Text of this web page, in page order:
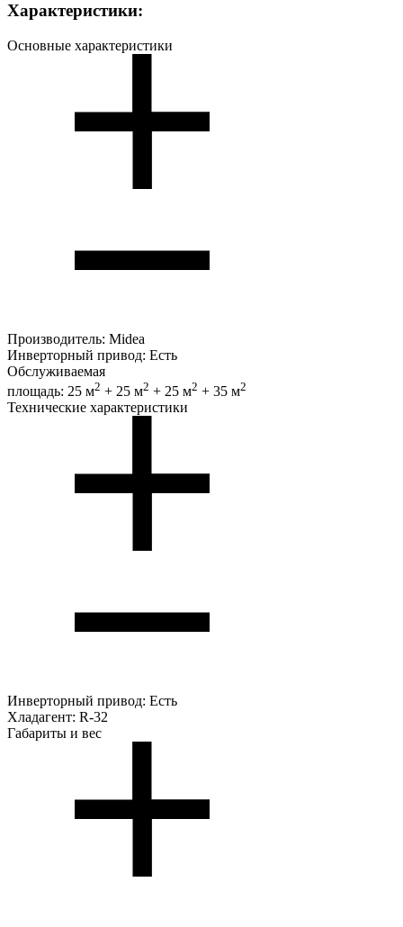
Характеристики:
Основные характеристики
Производитель: Midea
Инверторный привод: Есть
Обслуживаемая
площадь: 25 м2 + 25 м2 + 25 м2 + 35 м2
Технические характеристики
Инверторный привод: Есть
Хладагент: R-32
Габариты и вес